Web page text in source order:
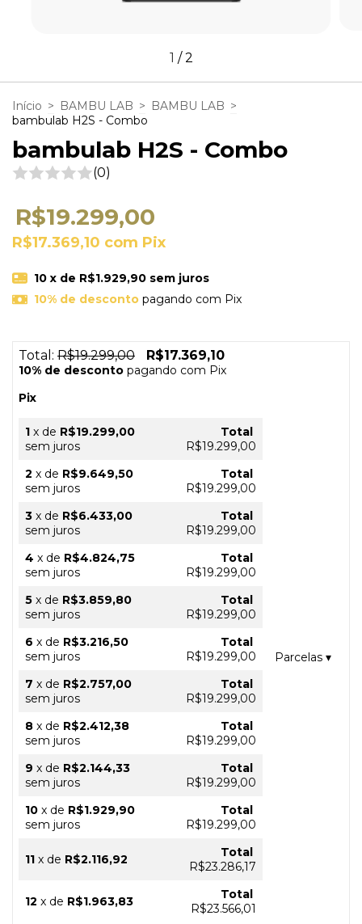
1 /2
Início > BAMBU LAB > BAMBU LAB >
bambulab H2S - Combo
bambulab H2S - Combo
(0)
R$19.299,00
R$17.369,10 com Pix
10 x de R$1.929,90 sem juros
10% de descontopagando com Pix
Total: R$19.299,00 R$17.369,10
10% de desconto pagando com Pix
Pix
1 x de R$19.299,00
sem juros
Total
R$19.299,00
2 x de R$9.649,50
sem juros
Total
R$19.299,00
3 x de R$6.433,00
sem juros
Total
R$19.299,00
4 x de R$4.824,75
sem juros
Total
R$19.299,00
5 x de R$3.859,80
sem juros
Total
R$19.299,00
6 x de R$3.216,50
sem juros
Total
R$19.299,00
7 x de R$2.757,00
sem juros
Total
R$19.299,00
8 x de R$2.412,38
sem juros
Total
R$19.299,00
9 x de R$2.144,33
sem juros
Total
R$19.299,00
10 x de R$1.929,90
sem juros
Total
R$19.299,00
11 x de R$2.116,92
Total
R$23.286,17
12 x de R$1.963,83
Total
R$23.566,01
Parcelas ▾